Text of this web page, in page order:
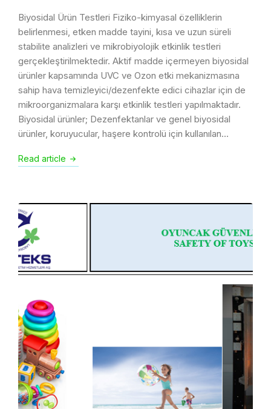
Biyosidal Ürün Testleri Fiziko-kimyasal özelliklerin
belirlenmesi, etken madde tayini, kısa ve uzun süreli
stabilite analizleri ve mikrobiyolojik etkinlik testleri
gerçekleştirilmektedir. Aktif madde içermeyen biyosidal
ürünler kapsamında UVC ve Ozon etki mekanizmasına
sahip hava temizleyici/dezenfekte edici cihazlar için de
mikroorganizmalara karşı etkinlik testleri yapılmaktadır.
Biyosidal ürünler; Dezenfektanlar ve genel biyosidal
ürünler, koruyucular, haşere kontrolü için kullanılan…
Read article